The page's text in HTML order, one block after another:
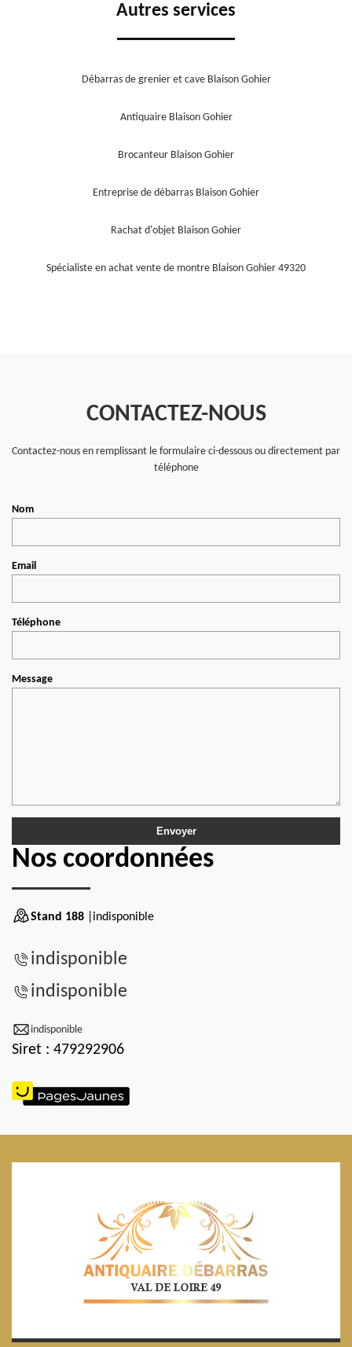
Autres services
Débarras de grenier et cave Blaison Gohier
Antiquaire Blaison Gohier
Brocanteur Blaison Gohier
Entreprise de débarras Blaison Gohier
Rachat d'objet Blaison Gohier
Spécialiste en achat vente de montre Blaison Gohier 49320
CONTACTEZ-NOUS
Contactez-nous en remplissant le formulaire ci-dessous ou directement par
téléphone
Nom
Email
Téléphone
Message
Nos coordonnées
Stand 188 |indisponible
indisponible
indisponible
indisponible
Siret : 479292906